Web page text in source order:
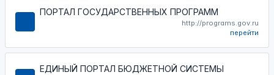
ПОРТАЛ ГОСУДАРСТВЕННЫХ ПРОГРАММ
http://programs.gov.ru
перейти
ЕДИНЫЙ ПОРТАЛ БЮДЖЕТНОЙ СИСТЕМЫ